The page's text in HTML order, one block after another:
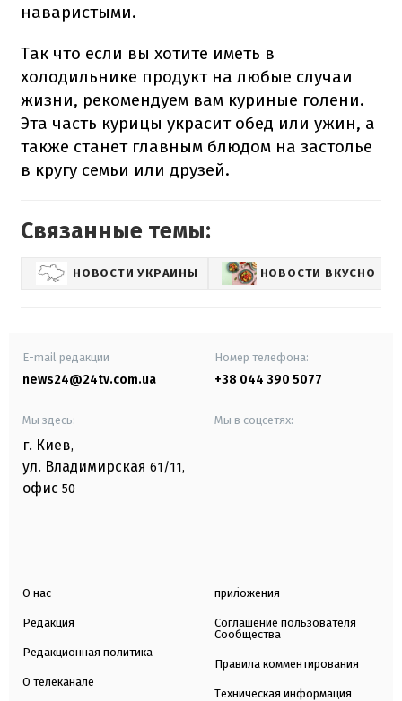
наваристыми.
Так что если вы хотите иметь в
холодильнике продукт на любые случаи
жизни, рекомендуем вам куриные голени.
Эта часть курицы украсит обед или ужин, а
также станет главным блюдом на застолье
в кругу семьи или друзей.
Связанные темы:
НОВОСТИ УКРАИНЫ НОВОСТИ ВКУСНО
E-mail редакции
news24@24tv.com.ua
Номер телефона:
+38 044 390 5077
Мы здесь:
г. Киев,
ул. Владимирская 61/11,
офис 50
Мы в соцсетях:
О нас
Редакция
Редакционная политика
О телеканале
приложения
Соглашение пользователя
Сообщества
Правила комментирования
Техническая информация